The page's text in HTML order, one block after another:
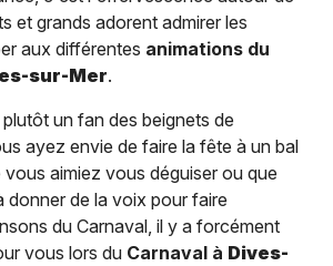
et grands adorent admirer les
aux différentes animations du
sur-Mer.
un fan des beignets de
ayez envie de faire la fête à un bal
vous aimiez vous déguiser ou que
donner de la voix pour faire
du Carnaval, il y a forcément
vous lors du Carnaval à Dives-